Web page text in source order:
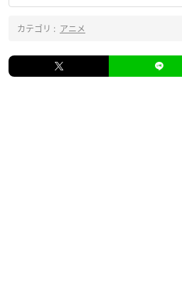
カテゴリ : アニメ